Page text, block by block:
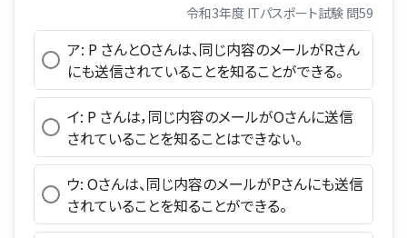
令和3年度 ITパスポート試験 問59
ア: P さんとOさんは、同じ内容のメールがRさん
にも送信されていることを知ることができる。
イ: P さんは，同じ内容のメールがOさんに送信
されていることを知ることはできない。
ウ: Oさんは、同じ内容のメールがPさんにも送信
されていることを知ることができる。